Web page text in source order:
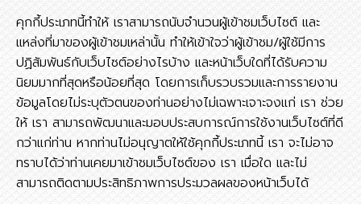
คุกกี้ประเภทนี้ทำให้ เราสามารถนับจำนวนผู้เข้าชมเว็บไซต์ และ
แหล่งที่มาของผู้เข้าชมเหล่านั้น ทำให้เข้าใจว่าผู้เข้าชม/ผู้ใช้มีการ
ปฏิสัมพันธ์กับเว็บไซต์อย่างไรบ้าง และหน้าเว็บใดที่ได้รับความ
นิยมมากที่สุดหรือน้อยที่สุด โดยการเก็บรวบรวมและการรายงาน
ข้อมูลโดยไม่ระบุตัวตนของท่านอย่างไม่เฉพาะเจาะจงแก่ เรา ช่วย
ให้ เรา สามารถพัฒนาและมอบประสบการณ์การใช้งานเว็บไซต์ที่ดี
กว่าแก่ท่าน หากท่านไม่อนุญาตให้ใช้คุกกี้ประเภทนี้ เรา จะไม่อาจ
ทราบได้ว่าท่านเคยมาเข้าชมเว็บไซต์ของ เรา เมื่อใด และไม่
สามารถติดตามประสิทธิภาพการประมวลผลของหน้าเว็บได้